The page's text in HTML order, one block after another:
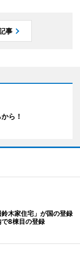
事
ら！
鈴木家住宅」が国の登録
8棟目の登録